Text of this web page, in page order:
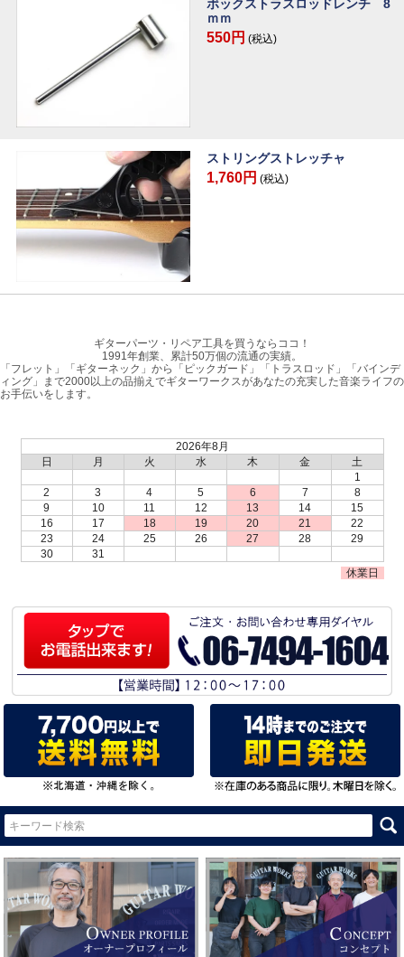
ボックストラスロッドレンチ 8
ｍｍ
550円 (税込)
ストリングストレッチャ
1,760円 (税込)
ギターパーツ・リペア工具を買うならココ！
1991年創業、累計50万個の流通の実績。
「フレット」「ギターネック」から「ピックガード」「トラスロッド」「バインデ
ィング」まで2000以上の品揃えでギターワークスがあなたの充実した音楽ライフの
お手伝いをします。
2026年8月
日
月 火 水 木 金
土
1
2
3 4 5 6 7
8
9
10 11 12 13 14
15
16
17 18 19 20 21
22
23
24 25 26 27 28
29
30
31
休業日